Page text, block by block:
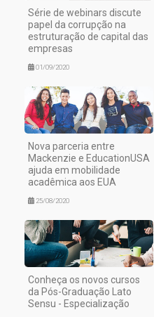
Série de webinars discute
papel da corrupção na
estruturação de capital das
empresas
01/09/2020
Nova parceria entre
Mackenzie e EducationUSA
ajuda em mobilidade
acadêmica aos EUA
25/08/2020
Conheça os novos cursos
da Pós-Graduação Lato
Sensu - Especialização